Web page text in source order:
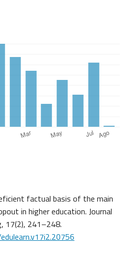
factual basis of the main
in higher education. Journal
17(2), 241–248.